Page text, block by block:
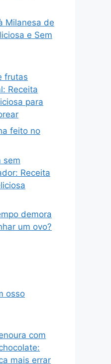
Milanesa de
e Sem
frutas
Receita
para
feito no
sem
Receita
demora
um ovo?
osso
com
mais errar